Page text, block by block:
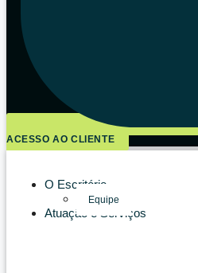
ACESSO AO CLIENTE
O Escritório
Equipe
Atuação e Serviços